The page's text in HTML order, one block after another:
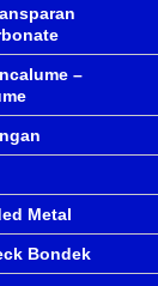
–
Metal
Bondek